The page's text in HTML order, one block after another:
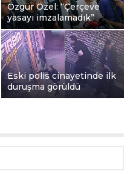
Özgür Özel: “Çerçeve
yasayı imzalamadık”
Eski polis cinayetinde ilk
duruşma görüldü